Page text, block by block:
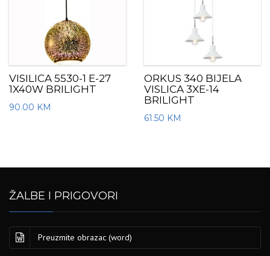
VISILICA 5530-1 E-27
1X40W BRILIGHT
90.00 KM
ORKUS 340 BIJELA
VISLICA 3XE-14
BRILIGHT
61.50 KM
ŽALBE I PRIGOVORI
Preuzmite obrazac (word)